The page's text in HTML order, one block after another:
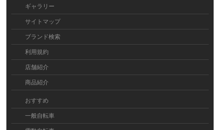
ギャラリー
サイトマップ
ブランド検索
利用規約
店舗紹介
商品紹介
おすすめ
一般自転車